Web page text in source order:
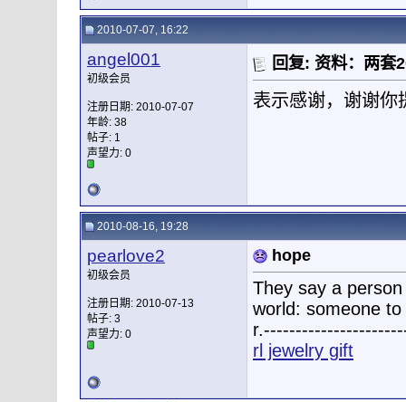
2010-07-07, 16:22
angel001
初级会员
注册日期: 2010-07-07
年龄: 38
帖子: 1
声望力: 0
回复: 资料：两套
表示感谢，谢谢你
2010-08-16, 19:28
pearlove2
初级会员
注册日期: 2010-07-13
帖子: 3
声望力: 0
hope
They say a
world: someone
rl jewelry gift